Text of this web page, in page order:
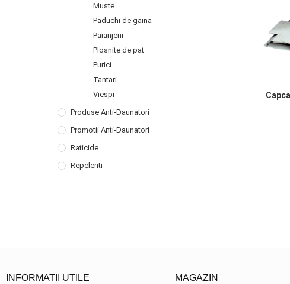
Muste
Paduchi de gaina
Paianjeni
Plosnite de pat
Purici
Tantari
Viespi
Produse Anti-Daunatori
Promotii Anti-Daunatori
Raticide
Repelenti
INFORMATII UTILE MAGAZIN